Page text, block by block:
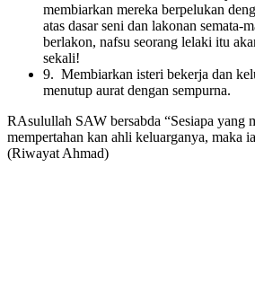
membiarkan mereka berpelukan
atas dasar seni dan lakonan semata-
berlakon, nafsu seorang lelaki itu
sekali!
9. Membiarkan isteri bekerja dan
menutup aurat dengan sempurna.
RAsulullah SAW bersabda “Sesiapa yang
mempertahan kan ahli keluarganya, maka
(Riwayat Ahmad)